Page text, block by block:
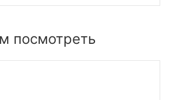
посмотреть